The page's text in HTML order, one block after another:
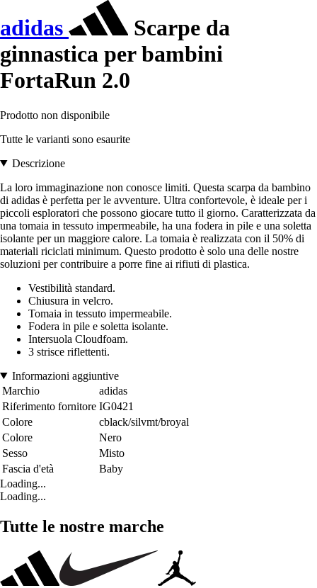
adidas
Scarpe da
ginnastica per bambini
FortaRun 2.0
Prodotto non disponibile
Tutte le varianti sono esaurite
Descrizione
La loro immaginazione non conosce limiti. Questa scarpa da bambino
di adidas è perfetta per le avventure. Ultra confortevole, è ideale per i
piccoli esploratori che possono giocare tutto il giorno. Caratterizzata da
una tomaia in tessuto impermeabile, ha una fodera in pile e una soletta
isolante per un maggiore calore. La tomaia è realizzata con il 50% di
materiali riciclati minimum. Questo prodotto è solo una delle nostre
soluzioni per contribuire a porre fine ai rifiuti di plastica.
Vestibilità standard.
Chiusura in velcro.
Tomaia in tessuto impermeabile.
Fodera in pile e soletta isolante.
Intersuola Cloudfoam.
3 strisce riflettenti.
Informazioni aggiuntive
Marchio
adidas
Riferimento fornitore IG0421
Colore
cblack/silvmt/broyal
Colore
Nero
Sesso
Misto
Fascia d'età
Baby
Loading...
Loading...
Tutte le nostre marche